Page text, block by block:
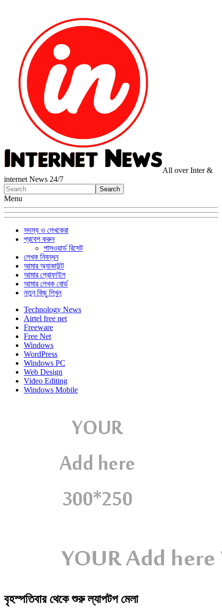
All over Inter &
internet News 24/7
Menu
সদস্য ও লেখকেরা
প্রবেশ করুন
পাসওয়ার্ড রিসেট
লেখক নিবন্ধন
আমার অ্যাকাউন্ট
আমার প্রোফাইল
আমার লেখক বোর্ড
নতুন কিছু লিখুন
Technology News
Airtel free net
Freeware
Free Net
Windows
WordPress
Windows PC
Web Design
Video Editing
Windows Mobile
বৃহস্পতিবার থেকে শুরু ল্যাপটপ মেলা